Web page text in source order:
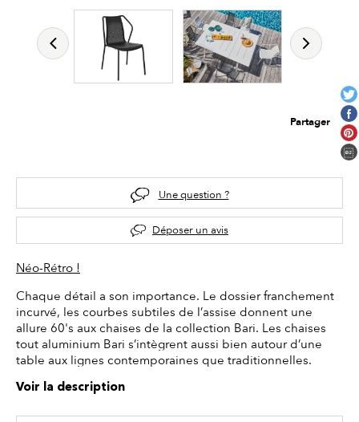
Partager
Une question ?
Déposer un avis
Néo-Rétro !
Chaque détail a son importance. Le dossier franchement
incurvé, les courbes subtiles de l’assise donnent une
allure 60's aux chaises de la collection Bari. Les chaises
tout aluminium Bari s’intègrent aussi bien autour d’une
table aux lignes contemporaines que traditionnelles.
Voir la description